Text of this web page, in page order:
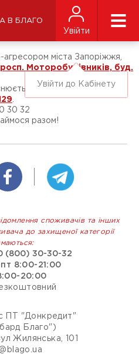
В БЛАГО
Увійти
Увійти до Кабінету
агресором міста Запоріжжя,
Моторобудівників, буд.
у відділенні №179 за
30 32
разом!
споживачів та інших
до захищеної категорії
(800) 30-30-32
8:00-21:00
20:00
ПТ "Донкредит"
Благо")
Жилянська, 101